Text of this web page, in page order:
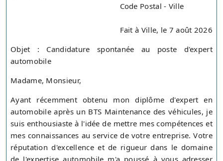
Code Postal - Ville
Fait à Ville, le 7 août 2026
Objet : Candidature spontanée au poste d'expert
automobile
Madame, Monsieur,
Ayant récemment obtenu mon diplôme d'expert en
automobile après un BTS Maintenance des véhicules, je
suis enthousiaste à l'idée de mettre mes compétences et
mes connaissances au service de votre entreprise. Votre
réputation d'excellence et de rigueur dans le domaine